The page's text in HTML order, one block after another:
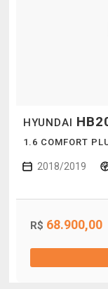
HYUNDAI
1.6 COMFORT
2018/2019
R$ 68.900,00